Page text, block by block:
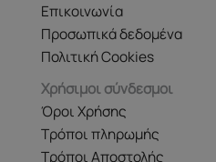
Επικοινωνία
Προσωπικά δεδομένα
Πολιτική Cookies
Χρήσιμοι σύνδεσμοι
Όροι Χρήσης
Τρόποι πληρωμής
Τρόποι Αποστολής